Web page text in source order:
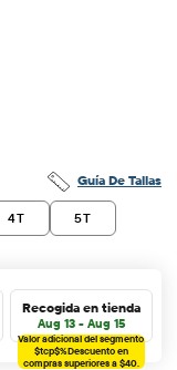
Guía De Tallas
4T 5T
Recogida en tienda
Aug 13 - Aug 15
Valor adicional del segmento
$tcp$%Descuento en
compras superiores a $40.